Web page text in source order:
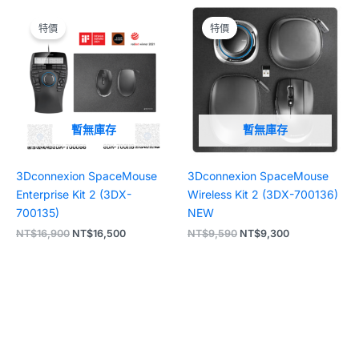
暫無庫存
特價
3Dconnexion SpaceMouse
Enterprise Kit 2 (3DX-
700135)
NT$16,900
價
格：
NT$16,500
價
格：
暫無庫存
特價
3Dconnexion SpaceMouse
Wireless Kit 2 (3DX-700136)
NEW
NT$9,590
原
始
價
格：
NT$9,590。
NT$9,300
目
前
NT$9,300。